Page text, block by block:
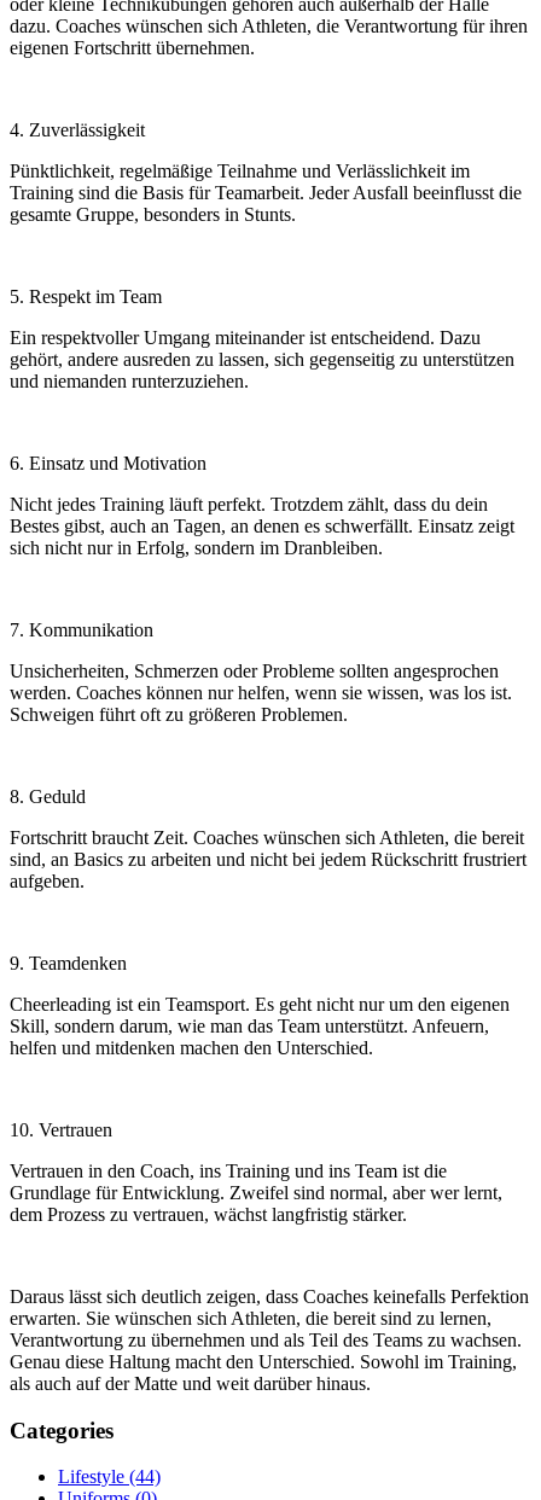
dazu. Coaches wünschen sich Athleten, die Verantwortung für ihren
eigenen Fortschritt übernehmen.
4. Zuverlässigkeit
Pünktlichkeit, regelmäßige Teilnahme und Verlässlichkeit im
Training sind die Basis für Teamarbeit. Jeder Ausfall beeinflusst die
gesamte Gruppe, besonders in Stunts.
5. Respekt im Team
Ein respektvoller Umgang miteinander ist entscheidend. Dazu
gehört, andere ausreden zu lassen, sich gegenseitig zu unterstützen
und niemanden runterzuziehen.
6. Einsatz und Motivation
Nicht jedes Training läuft perfekt. Trotzdem zählt, dass du dein
Bestes gibst, auch an Tagen, an denen es schwerfällt. Einsatz zeigt
sich nicht nur in Erfolg, sondern im Dranbleiben.
7. Kommunikation
Unsicherheiten, Schmerzen oder Probleme sollten angesprochen
werden. Coaches können nur helfen, wenn sie wissen, was los ist.
Schweigen führt oft zu größeren Problemen.
8. Geduld
Fortschritt braucht Zeit. Coaches wünschen sich Athleten, die bereit
sind, an Basics zu arbeiten und nicht bei jedem Rückschritt frustriert
aufgeben.
9. Teamdenken
Cheerleading ist ein Teamsport. Es geht nicht nur um den eigenen
Skill, sondern darum, wie man das Team unterstützt. Anfeuern,
helfen und mitdenken machen den Unterschied.
10. Vertrauen
Vertrauen in den Coach, ins Training und ins Team ist die
Grundlage für Entwicklung. Zweifel sind normal, aber wer lernt,
dem Prozess zu vertrauen, wächst langfristig stärker.
Daraus lässt sich deutlich zeigen, dass Coaches keinefalls Perfektion
erwarten. Sie wünschen sich Athleten, die bereit sind zu lernen,
Verantwortung zu übernehmen und als Teil des Teams zu wachsen.
Genau diese Haltung macht den Unterschied. Sowohl im Training,
als auch auf der Matte und weit darüber hinaus.
Categories
Lifestyle (44)